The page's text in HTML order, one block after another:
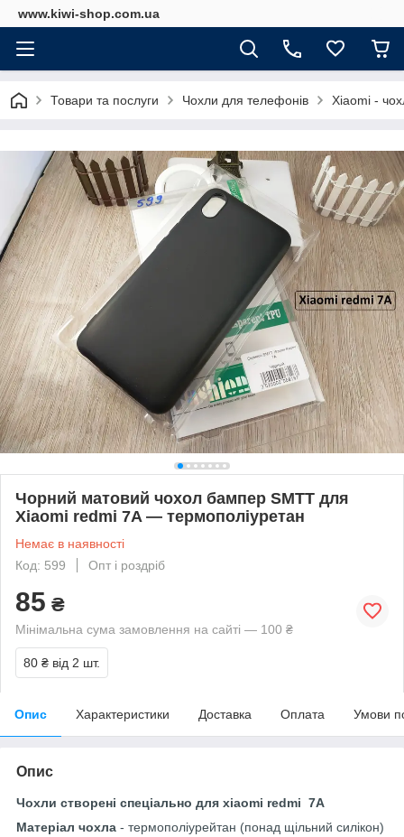
www.kiwi-shop.com.ua
Товари та послуги Чохли для телефонів Xiaomi -
Чорний матовий чохол бампер SMTT для
Xiaomi redmi 7A — термополіуретан
Немає в наявності
Код: 599
Опт і роздріб
85 ₴
Мінімальна сума замовлення на сайті — 100 ₴
80 ₴ від 2 шт.
Опис Характеристики Доставка Оплата Умови
Опис
Чохли створені спеціально для xiaomi redmi 7A
Матеріал чохла - термополіурейтан (понад щільний силікон)